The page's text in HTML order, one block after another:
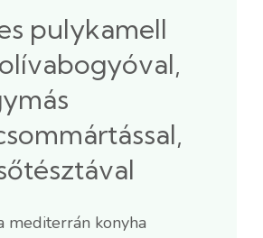
pulykamell
mediterrán konyha